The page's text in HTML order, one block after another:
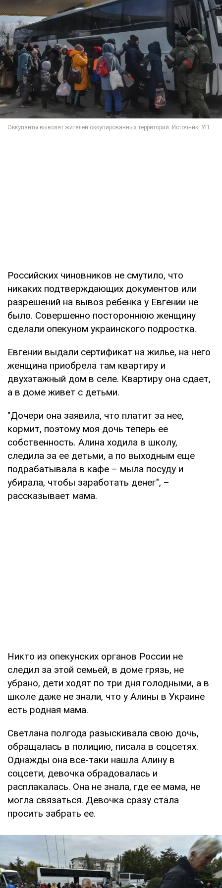
Российских чиновников не смутило, что
никаких подтверждающих документов или
разрешений на вывоз ребенка у Евгении не
было. Совершенно постороннюю женщину
сделали опекуном украинского подростка.
Евгении выдали сертификат на жилье, на него
женщина приобрела там квартиру и
двухэтажный дом в селе. Квартиру она сдает,
а в доме живет с детьми.
"Дочери она заявила, что платит за нее,
кормит, поэтому моя дочь теперь ее
собственность. Алина ходила в школу,
следила за ее детьми, а по выходным еще
подрабатывала в кафе – мыла посуду и
убирала, чтобы заработать денег", –
рассказывает мама.
Никто из опекунских органов России не
следил за этой семьей, в доме грязь, не
убрано, дети ходят по три дня голодными, а в
школе даже не знали, что у Алины в Украине
есть родная мама.
Светлана полгода разыскивала свою дочь,
обращалась в полицию, писала в соцсетях.
Однажды она все-таки нашла Алину в
соцсети, девочка обрадовалась и
расплакалась. Она не знала, где ее мама, не
могла связаться. Девочка сразу стала
просить забрать ее.